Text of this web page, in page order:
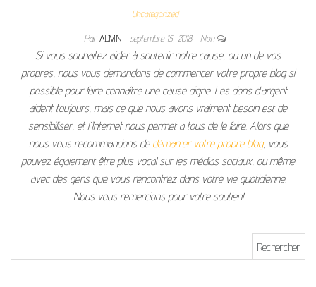
Uncategorized
ParADMIN septembre 15, 2018 Non
Si vous souhaitez aider à soutenir notre cause, ou un de vos
propres, nous vous demandons de commencer votre propre blog si
possible pour faire connaître une cause digne. Les dons d’argent
aident toujours, mais ce que nous avons vraiment besoin est de
sensibiliser, et l’Internet nous permet à tous de le faire. Alors que
nous vous recommandons de démarrer votre propre blog, vous
pouvez également être plus vocal sur les médias sociaux, ou même
avec des gens que vous rencontrez dans votre vie quotidienne.
Nous vous remercions pour votre soutien!